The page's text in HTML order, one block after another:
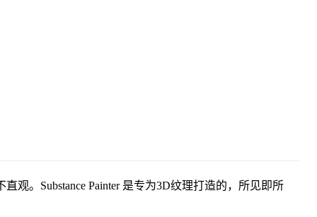
观。Substance Painter 是专为3D纹理打造的，所见即所